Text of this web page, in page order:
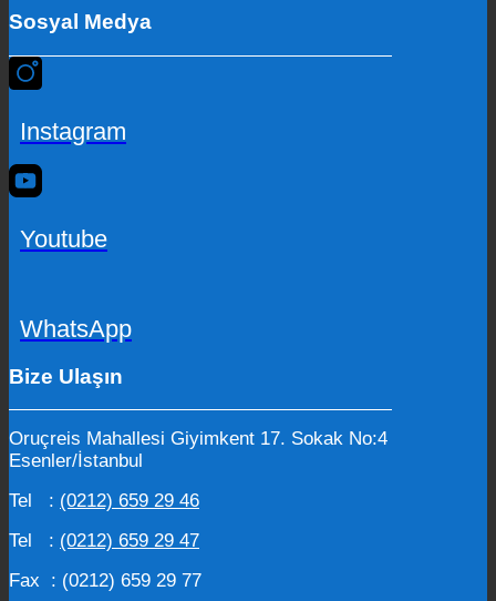
Sosyal Medya
Instagram
Youtube
WhatsApp
Bize Ulaşın
Oruçreis Mahallesi Giyimkent 17. Sokak No:4
Esenler/İstanbul
Tel : (0212) 659 29 46
Tel : (0212) 659 29 47
Fax : (0212) 659 29 77